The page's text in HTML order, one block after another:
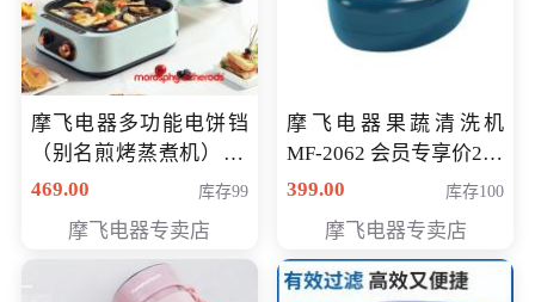
摩飞电器多功能电饼铛
（别名煎烤蒸煮机） 型
号MF-8888B 会员专享
469.00 库存99
摩飞电器专卖店
摩飞电器果蔬清洗机
MF-2062 会员专享价268
元
399.00 库存100
摩飞电器专卖店